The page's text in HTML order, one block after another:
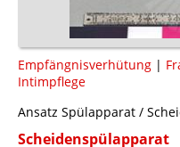
Empfängnisverhütung |
Intimpflege
Ansatz Spülapparat /
Scheidenspülapparat